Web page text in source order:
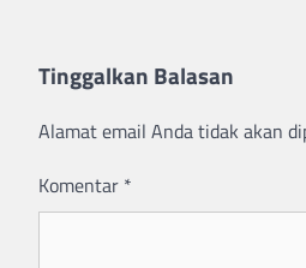
Tinggalkan Balasan
Alamat email Anda tidak akan
Komentar *